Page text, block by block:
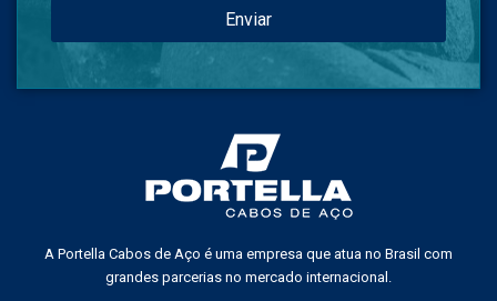
Enviar
A Portella Cabos de Aço é uma empresa que atua no Brasil com
grandes parcerias no mercado internacional.